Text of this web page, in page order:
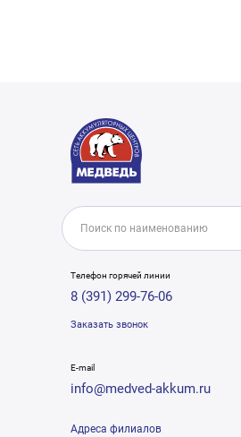
Телефон горячей линии
8 (391) 299-76-06
Заказать звонок
E-mail
info@medved-akkum.ru
Адреса филиалов